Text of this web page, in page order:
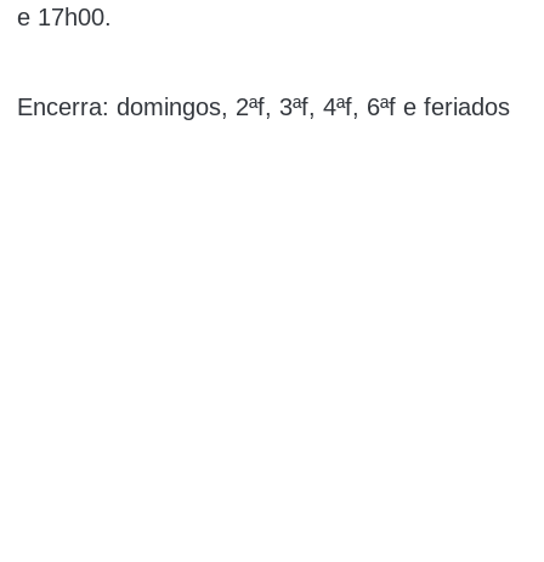
e 17h00.
Encerra: domingos, 2ªf, 3ªf, 4ªf, 6ªf e feriados